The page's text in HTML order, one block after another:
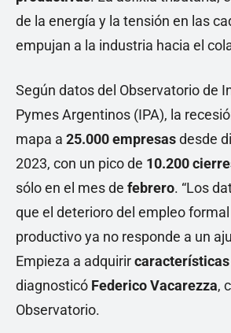
de la energía y la tensión en las
empujan a la industria hacia el
Según datos del Observatorio de
Pymes Argentinos (IPA), la
mapa a 25.000 empresasdesde
2023, con un pico de 10.200
sólo en el mes de febrero. “Los
que el deterioro del empleo
productivo ya no responde a un
Empieza a adquirir
diagnosticó Federico Vacarezza,
Observatorio.